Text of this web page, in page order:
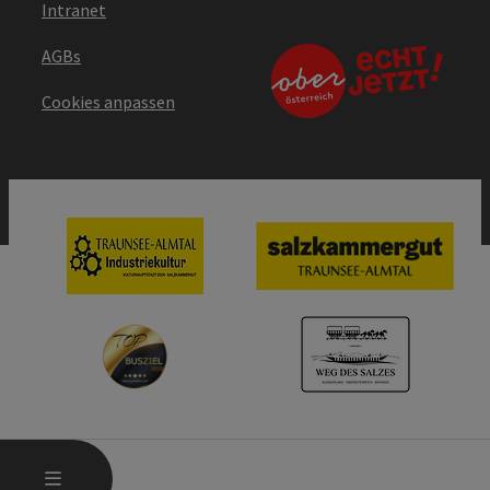
MENÜ
Intranet
AGBs
Cookies anpassen